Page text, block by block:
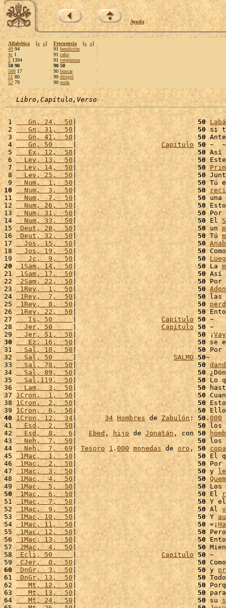
Ayuda
Alfabética [« »]
49 94
4c 1
5 1394
50 90
500 17
51 80
52 79
Frecuencia [« »]
91 bendición
91 cabo
91 vergüenza
90 50
90 buscar
90 dirigió
90 estás
Libro,Capítulo,Verso
1
   Gn, 24,  50
| 50
2
   Gn, 31,  50
| 50 si
3
   Gn, 41,  50
| 50
4
   Gn, 50
| Capítulo 50 ~  ~
5
   Ex, 12,  50
| 50 Así
6
  Lev, 13,  50
| 50
7
  Lev, 14,  50
| 50
8
  Lev, 25,  50
| 50
9
  Num,  1,  50
| 50 Tú
10
  Num,  3,  50
| 50
11
  Num,  7,  50
| 50 una
12
  Num, 26,  50
| 50
13
  Num, 31,  50
| 50 Por
14
  Num, 33,  50
| 50 El
15 Deut, 28,  50| 50 un
16
Deut, 32,  50| 50 Tú
17
  Jos, 15,  50
| 50 Anab
18
  Jos, 19,  50
| 50
19
   Jc,  9,  50
| 50
20
1Sam, 14,  50 | 50 La
21
1Sam, 17,  50| 50 Así
22
2Sam, 22,  50| 50 Por
23 1Rey,  1,  50 | 50
24 1Rey,  7,  50 | 50 las
25
1Rey,  8,  50 | 50
26 1Rey, 22,  50 | 50
27
   Is, 50
| Capítulo 50 ~
28
  Jer, 50
| Capítulo 50 ~
29
  Jer, 51,  50
| 50 ¡
30
   Ez, 16,  50
| 50 se
31
  Sal, 18,  50
| 50 Por
32
  Sal, 50
| SALMO 50~
33
  Sal, 78,  50
| 50
34
  Sal, 89,  50
| 50
35
  Sal,119,  50
| 50 Lo
36
  Lam,  3,  50
| 50
37 1Cron,  1,  50 | 50
38 1Cron,  2,  50| 50
39 1Cron,  6,  50| 50
40 1Cron, 12,  34 | 34 Hombres de Zabulón: 50.000
41
  Esd,  2,  50
| 50 los
42
  Esd,  8,   6
| Ebed, hijo de Jonatán , con 50
43
  Neh,  7,  50
| 50 los
44
  Neh,  7,  69
| Tesoro 1 .000 monedas de oro , 50
45 1Mac,  1,  50 | 50 El
46 1Mac,  2,  50| 50 Por
47
1Mac,  3,  50 | 50 y
48 1Mac,  4,  50 | 50
49
1Mac,  5,  50| 50 Los
50 1Mac,  6,  50| 50 El
51 1Mac,  7,  50 | 50 Y
52 1Mac,  9,  50 | 50 Al
53 1Mac, 10,  50 | 50 Y
54 1Mac, 11,  50 | 50 «¡
55
1Mac, 12,  50| 50
56 1Mac, 13,  50| 50
57 2Mac,  4,  50| 50
58 Ecli, 50 | Capítulo 50 ~
59 CJer,  0,  50 | 50
60
DnGr,  3,  50 | 50 y
61 DnGr, 13,  50| 50
62
   Mt, 12,  50
| 50
63
   Mt, 13,  50
| 50
64
   Mt, 24,  50
| 50 su